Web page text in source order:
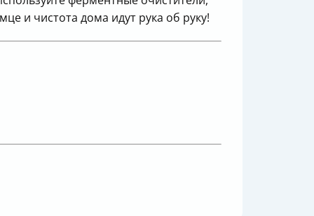
и чистота дома идут рука об руку!